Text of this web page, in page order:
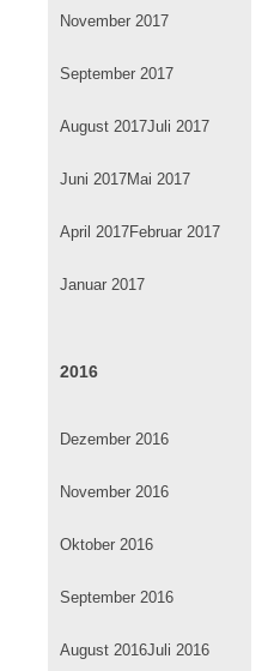
November 2017
September 2017
August 2017Juli 2017
Juni 2017Mai 2017
April 2017Februar 2017
Januar 2017
2016
Dezember 2016
November 2016
Oktober 2016
September 2016
August 2016Juli 2016